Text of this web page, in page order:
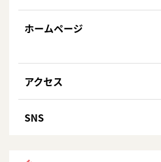
ホームページ
アクセス
SNS